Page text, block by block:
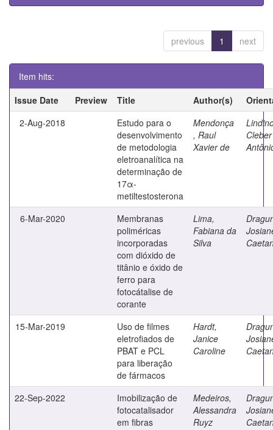
previous 1 next
Item hits:
Issue Date
Preview Title Author(s)
2-Aug-2018
Estudo para o
desenvolvimento
de metodologia
eletroanalítica na
determinação de
17α-
metiltestosterona
Mendonça
, Raul
Xavier de
Cleber
6-Mar-2020
Membranas
poliméricas
incorporadas
com dióxido de
titânio e óxido de
ferro para
fotocátalise de
corante
Lima,
Fabiana da
Silva
15-Mar-2019
Uso de filmes
eletrofiados de
PBAT e PCL
para liberação
de fármacos
Hardt,
Janice
Caroline
22-Sep-2022
Imobilização de
fotocatalisador
em fibras
Medeiros,
Alessandra
Ruyz